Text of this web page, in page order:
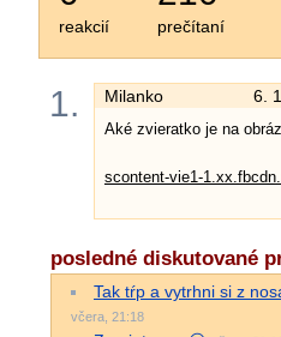
reakcií prečítaní
1. Milanko 6.
Aké zvieratko je na
scontent-vie1-
posledné diskutované
Tak tŕp a vytrhni si z
včera, 21:18